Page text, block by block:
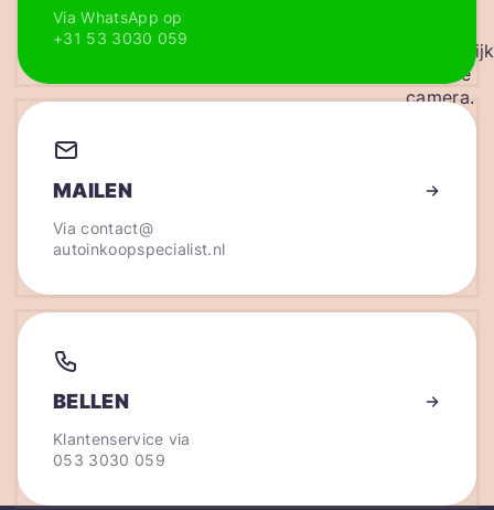
Via WhatsApp op
+31 53 3030 059
MAILEN
Viacontact@
autoinkoopspecialist.nl
BELLEN
Klantenservice via
053 3030 059